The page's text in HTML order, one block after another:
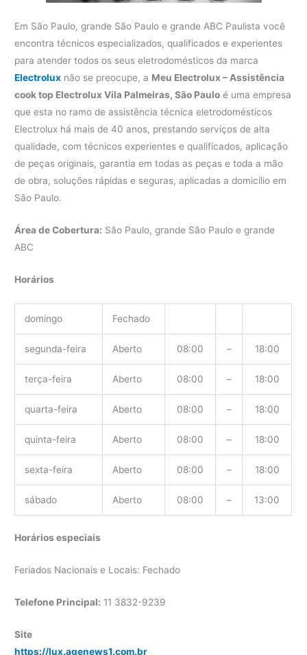
Em São Paulo, grande São Paulo e grande ABC Paulista você
encontra técnicos especializados, qualificados e experientes
para atender todos os seus eletrodomésticos da marca
Electrolux não se preocupe, a Meu Electrolux – Assistência
cook top Electrolux Vila Palmeiras, São Paulo é uma empresa
que esta no ramo de assistência técnica eletrodomésticos
Electrolux há mais de 40 anos, prestando serviços de alta
qualidade, com técnicos experientes e qualificados, aplicação
de peças originais, garantia em todas as peças e toda a mão
de obra, soluções rápidas e seguras, aplicadas a domicílio em
São Paulo.
Área de Cobertura: São Paulo, grande São Paulo e grande
ABC
Horários
domingo Fechado
segunda-feira Aberto 08:00 – 18:00
terça-feira Aberto 08:00 – 18:00
quarta-feira Aberto 08:00 – 18:00
quinta-feira Aberto 08:00 – 18:00
sexta-feira Aberto 08:00 – 18:00
sábado Aberto 08:00 – 13:00
Horários especiais
Feriados Nacionais e Locais: Fechado
Telefone Principal: 11 3832-9239
Site
https://lux.agenews1.com.br